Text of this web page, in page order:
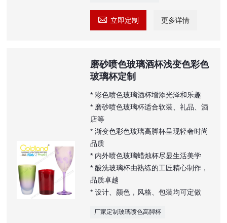
 立即定制 更多详情
磨砂喷色玻璃酒杯浅变色彩色
玻璃杯定制
* 彩色喷色玻璃酒杯增添光泽和乐趣
* 磨砂喷色玻璃杯适合软装、礼品、酒
店等
* 渐变色彩色玻璃高脚杯呈现轻奢时尚
品质
* 内外喷色玻璃蜡烛杯尽显生活美学
* 酸洗玻璃杯由熟练的工匠精心制作，
品质卓越
* 设计、颜色，风格、包装均可定做
厂家定制玻璃喷色高脚杯